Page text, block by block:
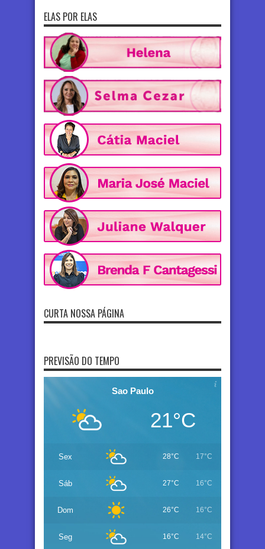
ELAS POR ELAS
CURTA NOSSA PÁGINA
PREVISÃO DO TEMPO
Sao Paulo
21°C
Sex 28°C 17°C
Sáb 27°C 16°C
Dom 26°C 16°C
Seg 16°C 14°C